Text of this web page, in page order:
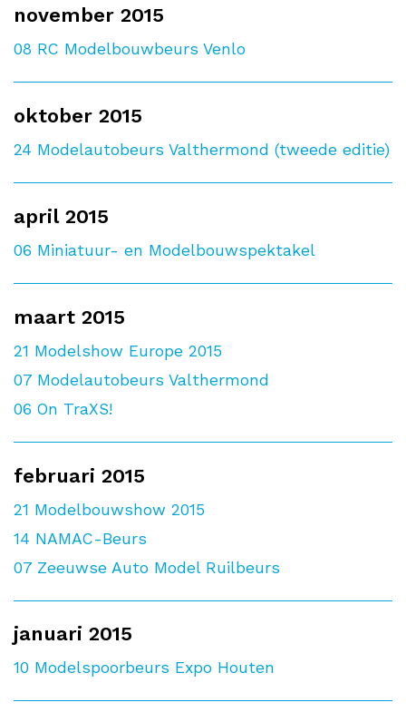
november 2015
08 RC Modelbouwbeurs Venlo
oktober 2015
24 Modelautobeurs Valthermond (tweede editie)
april 2015
06 Miniatuur- en Modelbouwspektakel
maart 2015
21 Modelshow Europe 2015
07 Modelautobeurs Valthermond
06 On TraXS!
februari 2015
21 Modelbouwshow 2015
14 NAMAC-Beurs
07 Zeeuwse Auto Model Ruilbeurs
januari 2015
10 Modelspoorbeurs Expo Houten